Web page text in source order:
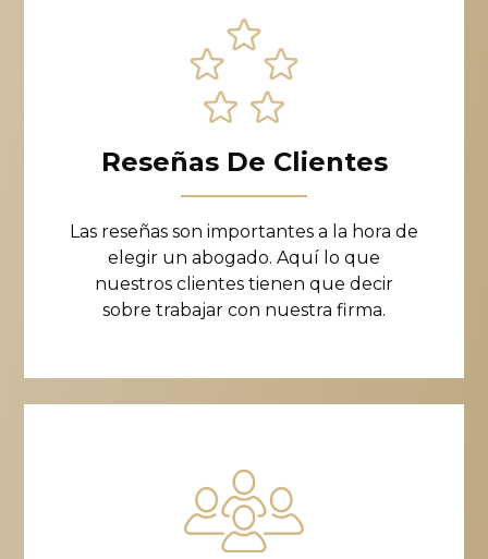
Reseñas De Clientes
Las reseñas son importantes a la hora de
elegir un abogado. Aquí lo que
nuestros clientes tienen que decir
sobre trabajar con nuestra firma.